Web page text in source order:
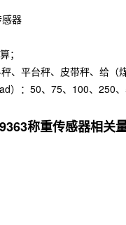
器
；
、平台秤、皮带秤、给（
）：50、75、100、250
称重传感器相关